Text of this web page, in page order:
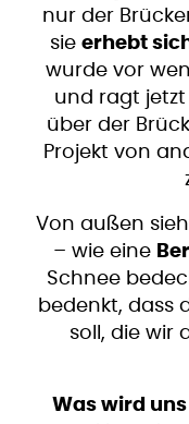
nur der
sie erhebt
wurde vor
und ragt jetzt
über der
Projekt von
Von außen
– wie eine
Schnee
bedenkt, dass
soll, die wir
Was wird